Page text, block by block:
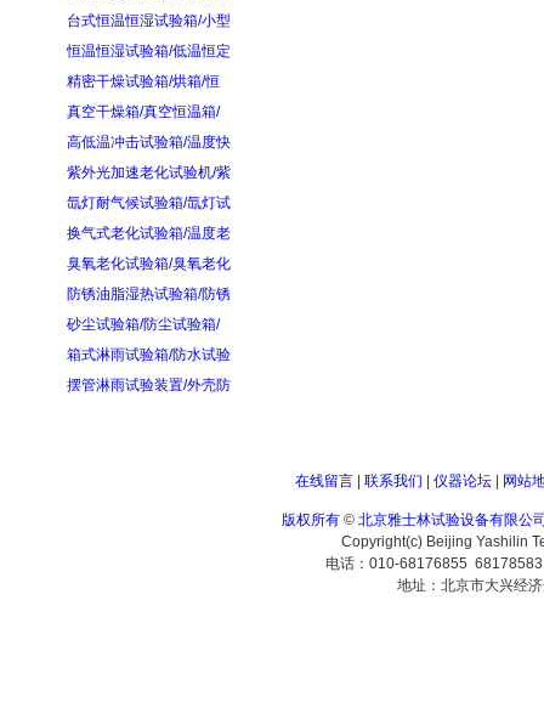
台式恒温恒湿试验箱/小型
恒温恒湿试验箱/低温恒定
精密干燥试验箱/烘箱/恒
真空干燥箱/真空恒温箱/
高低温冲击试验箱/温度快
紫外光加速老化试验机/紫
氙灯耐气候试验箱/氙灯试
换气式老化试验箱/温度老
臭氧老化试验箱/臭氧老化
防锈油脂湿热试验箱/防锈
砂尘试验箱/防尘试验箱/
箱式淋雨试验箱/防水试验
摆管淋雨试验装置/外壳防
在线留言| 联系我们 仪器论坛| 网站
版权所有 © 北京雅士林试验设备有限公
Copyright(c) Beijing Yashilin
电话：010-68176855
地址：北京市大兴经